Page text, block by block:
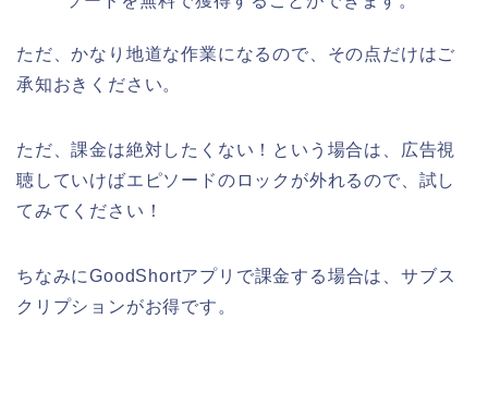
ただ、かなり地道な作業になるので、その点だけはご
承知おきください。
ただ、課金は絶対したくない！という場合は、広告視
聴していけばエピソードのロックが外れるので、試し
てみてください！
ちなみにGoodShortアプリで課金する場合は、サブス
クリプションがお得です。